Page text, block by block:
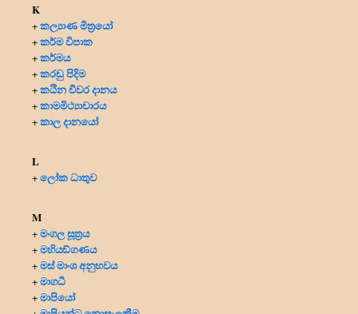
K
+කල්‍යාණ මිත්‍රයෝ
+කර්ම විපාක
+කර්මය
+කරඩු පිදිම
+කඨින චීවර දානය
+කාමමිථ්‍යාචාරය
+කාල දානයෝ
L
+ලෝක ධාතුව
M
+මංගල සූත්‍රය
+මහියඞ්ගණය
+මස් මාංශ අනුභවය
+මාගධී
+මාපියෝ